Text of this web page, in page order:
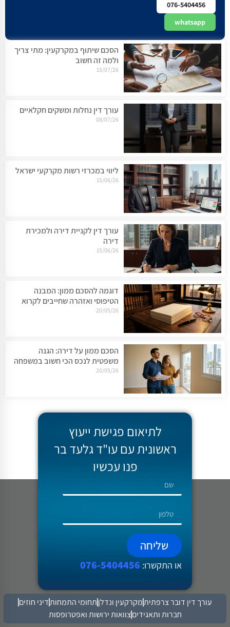
076-5404456
whatsapp
הסכם שיתוף במקרקעין: מתי צריך
ולמה זה חשוב
15/07/26
עורך דין נחלות ומשקים חקלאיים
08/07/26
ליווי במכרזי רשות מקרקעי ישראל
15/06/26
עורך דין לקניית דירה ולמכירת
דירה
15/06/26
דוגמה להסכם ממון: המבנה
הטיפוסי ואזהרה שחייבים לקרוא
20/05/26
הסכם ממון על דירה: הגנה
משפטית לנכס הכי חשוב במשפחה
20/05/26
לתיאום פגישת ייעוץ
ראשונית עם עו"ד גלעד בר
פנו עכשיו
שליחה
או התקשרו:
עורך דין דובר צרפתיתמקרקעין ונדלןתחומי התמחותדיני חוזים
חברות ותאגידיםצוואות ירושות ואפטרופסות